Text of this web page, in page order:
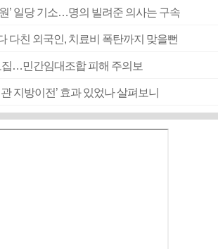
’ 일당 기소…명의 빌려준 의사는 구속
다친 외국인, 치료비 폭탄까지 맞을뻔
집…민간임대조합 피해 주의보
지방이전’ 효과 있었나 살펴보니